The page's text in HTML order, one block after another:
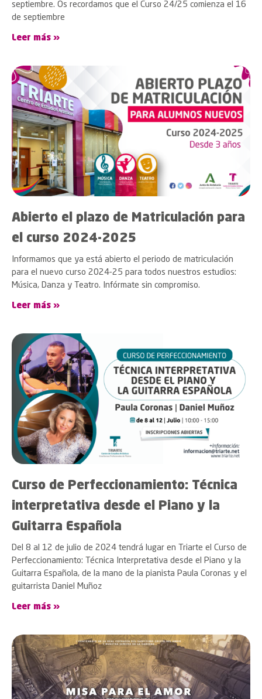
septiembre. Os recordamos que el Curso 24/25 comienza el 16
de septiembre
Leer más »
Abierto el plazo de Matriculación para
el curso 2024-2025
Informamos que ya está abierto el periodo de matriculación
para el nuevo curso 2024-25 para todos nuestros estudios:
Música, Danza y Teatro. Infórmate sin compromiso.
Leer más »
Curso de Perfeccionamiento: Técnica
interpretativa desde el Piano y la
Guitarra Española
Del 8 al 12 de julio de 2024 tendrá lugar en Triarte el Curso de
Perfeccionamiento: Técnica Interpretativa desde el Piano y la
Guitarra Española, de la mano de la pianista Paula Coronas y el
guitarrista Daniel Muñoz
Leer más »